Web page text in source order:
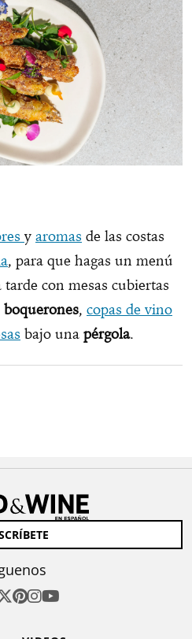
y aromas de las costas
, para que hagas un menú
con mesas cubiertas
boquerones, copas de vino
bajo una pérgola.